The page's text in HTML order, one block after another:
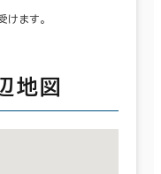
ます。
地図